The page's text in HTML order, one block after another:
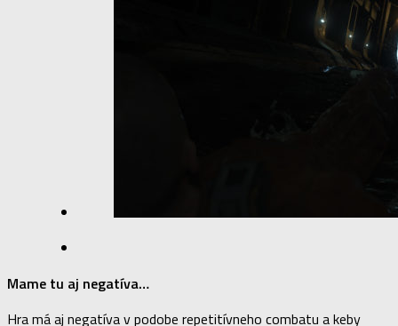
Mame tu aj negatíva…
Hra má aj negatíva v podobe repetitívneho combatu a keby